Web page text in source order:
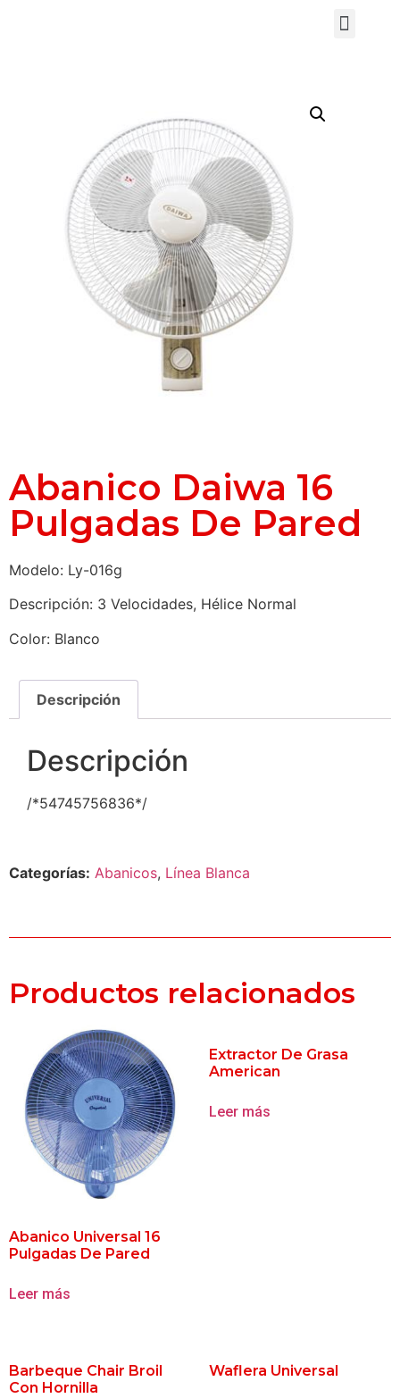
Abanico Daiwa 16
Pulgadas De Pared
Modelo: Ly-016g
Descripción: 3 Velocidades, Hélice Normal
Color: Blanco
Descripción
Descripción
/*54745756836*/
Categorías: Abanicos, Línea Blanca
Productos relacionados
Abanico Universal 16
Pulgadas De Pared
Leer más
Extractor De Grasa
American
Leer más
Barbeque Chair Broil
Con Hornilla
Waflera Universal